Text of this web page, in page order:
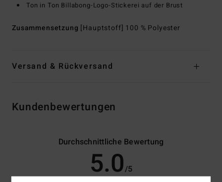
Ton in Ton Billabong-Logo-Stickerei auf der Brust
Zusammensetzung [Hauptstoff] 100 % Polyester
Versand & Rückversand
Kundenbewertungen
Durchschnittliche Bewertung
5.0/5